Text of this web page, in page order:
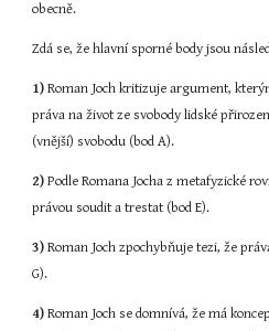
obecně.
Zdá se, že hlavní sporné body jsou
1) Roman Joch kritizuje argument,
práva na život ze svobody lidské
(vnější) svobodu (bod A).
2) Podle Romana Jocha z metafyzické
právou soudit a trestat (bod E).
3) Roman Joch zpochybňuje tezi, že
G).
4) Roman Joch se domnívá, že má